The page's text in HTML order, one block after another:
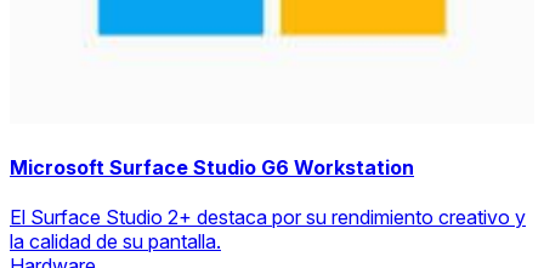
Microsoft Surface Studio G6 Workstation
El Surface Studio 2+ destaca por su rendimiento creativo y
la calidad de su pantalla.